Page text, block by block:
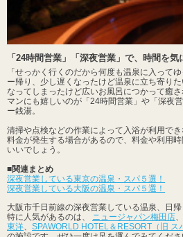
「24時間営業」「深夜営業」で、時間を
「せっかく行くのだから何度も温泉に入って
ー帰り、少し遅くなったけど温泉に立ち寄り
なってしまったけど広いお風呂につかって癒
マンにも嬉しいのが「24時間営業」や「深夜
ー銭湯。
清掃や点検などの作業によって入浴が利用で
料金が発生する場合があるので、料金や利用
いいでしょう。
■関連まとめ
深夜営業している東京の温泉・スパ５選！
深夜営業している大阪の温泉・スパ５選！
大阪市千日前線の深夜営業している温泉、日
特に人気があるのは、 ニュージャパン梅田店、
東洋、 SPAWORLD HOTEL＆RESORT（旧 ス